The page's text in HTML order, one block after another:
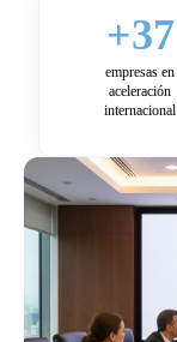
+37
empresas en
aceleración
internacional